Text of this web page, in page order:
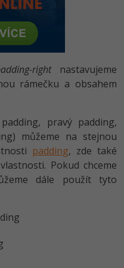
SEO
rightnastavujeme
rámečku a obsahem
pravý padding,
můžeme na stejnou
padding, zde také
Pokud chceme
dále použít tyto